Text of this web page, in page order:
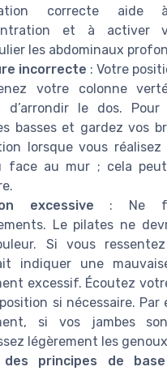
correcte aide
et à activer
les abdominaux
incorrecte : Votre
votre colonne
d’arrondir le dos.
basses et gardez vos
lorsque vous réalisez
face au mur ; cela
excessive : Ne
Le pilates ne
Si vous
indiquer une
excessif. Écoutez
si nécessaire. Par
si vos jambes
légèrement les
des principes de base